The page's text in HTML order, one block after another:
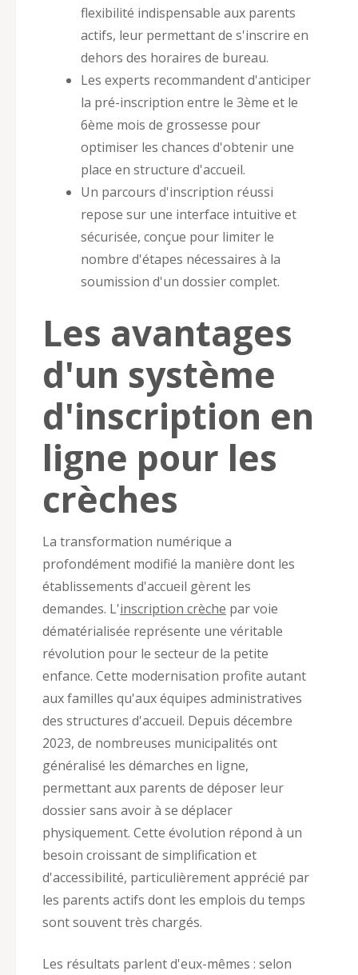
flexibilité indispensable aux parents
actifs, leur permettant de s'inscrire en
dehors des horaires de bureau.
Les experts recommandent d'anticiper
la pré-inscription entre le 3ème et le
6ème mois de grossesse pour
optimiser les chances d'obtenir une
place en structure d'accueil.
Un parcours d'inscription réussi
repose sur une interface intuitive et
sécurisée, conçue pour limiter le
nombre d'étapes nécessaires à la
soumission d'un dossier complet.
Les avantages
d'un système
d'inscription en
ligne pour les
crèches
La transformation numérique a
profondément modifié la manière dont les
établissements d'accueil gèrent les
demandes. L'inscription crèche par voie
dématérialisée représente une véritable
révolution pour le secteur de la petite
enfance. Cette modernisation profite autant
aux familles qu'aux équipes administratives
des structures d'accueil. Depuis décembre
2023, de nombreuses municipalités ont
généralisé les démarches en ligne,
permettant aux parents de déposer leur
dossier sans avoir à se déplacer
physiquement. Cette évolution répond à un
besoin croissant de simplification et
d'accessibilité, particulièrement apprécié par
les parents actifs dont les emplois du temps
sont souvent très chargés.
Les résultats parlent d'eux-mêmes : selon